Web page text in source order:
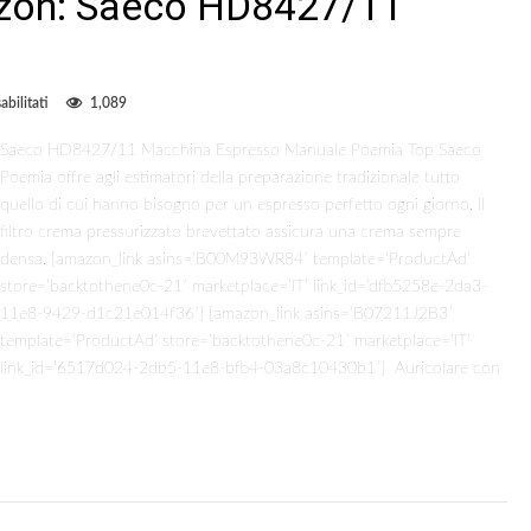
Amazon:
Saeco
HD8427/11
Manuale
Poemia
1,089
Saeco HD8427/11 Macchina Espresso Manuale Poemia Top Saeco
Poemia offre agli estimatori della preparazione tradizionale tutto
quello di cui hanno bisogno per un espresso perfetto ogni giorno. Il
filtro crema pressurizzato brevettato assicura una crema sempre
densa. [amazon_link asins=’B00M93WR84′ template=’ProductAd’
store=’backtothene0c-21′ marketplace=’IT’ link_id=’dfb5258e-2da3-
11e8-9429-d1c21e014f36′] [amazon_link asins=’B07211J2B3′
template=’ProductAd’ store=’backtothene0c-21′ marketplace=’IT’
link_id=’6517d024-2db5-11e8-bfb4-03a8c10430b1′] Auricolare con